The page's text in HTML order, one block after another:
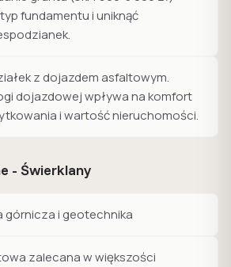
fundamentu i uniknąć
z dojazdem asfaltowym.
dojazdowej wpływa na komfort
i wartość nieruchomości.
- Świerklany
górnicza i geotechnika
zalecana w większości